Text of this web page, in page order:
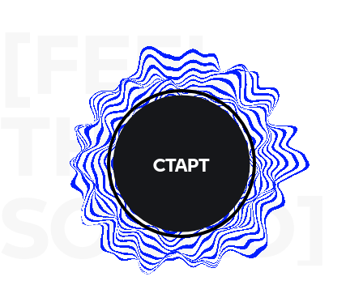
[FEEL
THE
SOUND]
СТАРТ